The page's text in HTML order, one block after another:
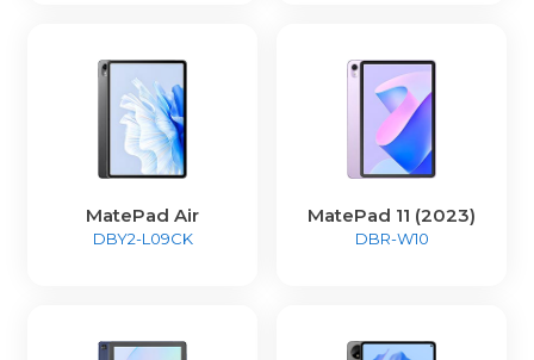
MatePad Air
DBY2-L09CK
MatePad 11 (2023)
DBR-W10